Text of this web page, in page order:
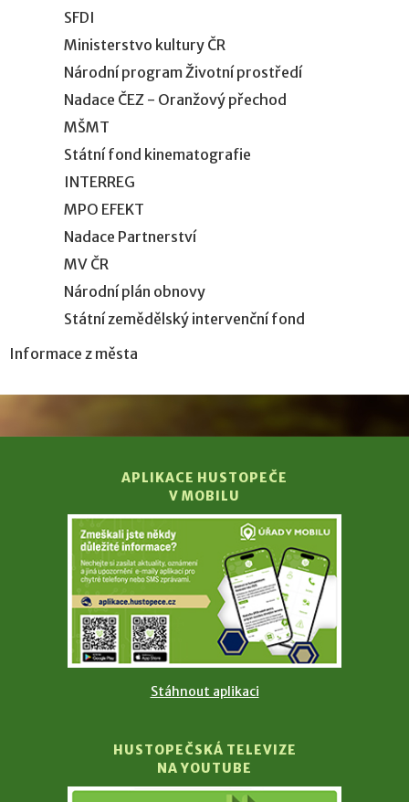
SFDI
Ministerstvo kultury ČR
Národní program Životní prostředí
Nadace ČEZ - Oranžový přechod
MŠMT
Státní fond kinematografie
INTERREG
MPO EFEKT
Nadace Partnerství
MV ČR
Národní plán obnovy
Státní zemědělský intervenční fond
Informace z města
APLIKACE HUSTOPEČE
V MOBILU
Stáhnout aplikaci
HUSTOPEČSKÁ TELEVIZE
NA YOUTUBE